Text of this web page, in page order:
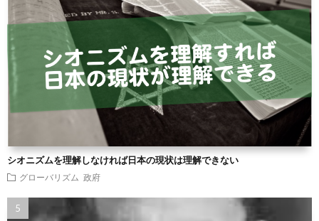
シオニズムを理解しなければ日本の現状は理解できない
グローバリズム 政府